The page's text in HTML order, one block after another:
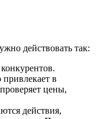
действовать так:
в
цены,
действия,